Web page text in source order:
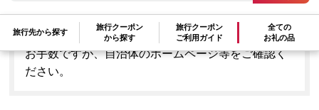
旅行先から探す
旅行クーポン
から探す
旅行クーポン
ご利用ガイド
全ての
お礼の品
「福岡県遠賀町」はふるぽからお申込みをすること
はできません。
お手数ですが、自治体のホームページ等をご確認く
ださい。